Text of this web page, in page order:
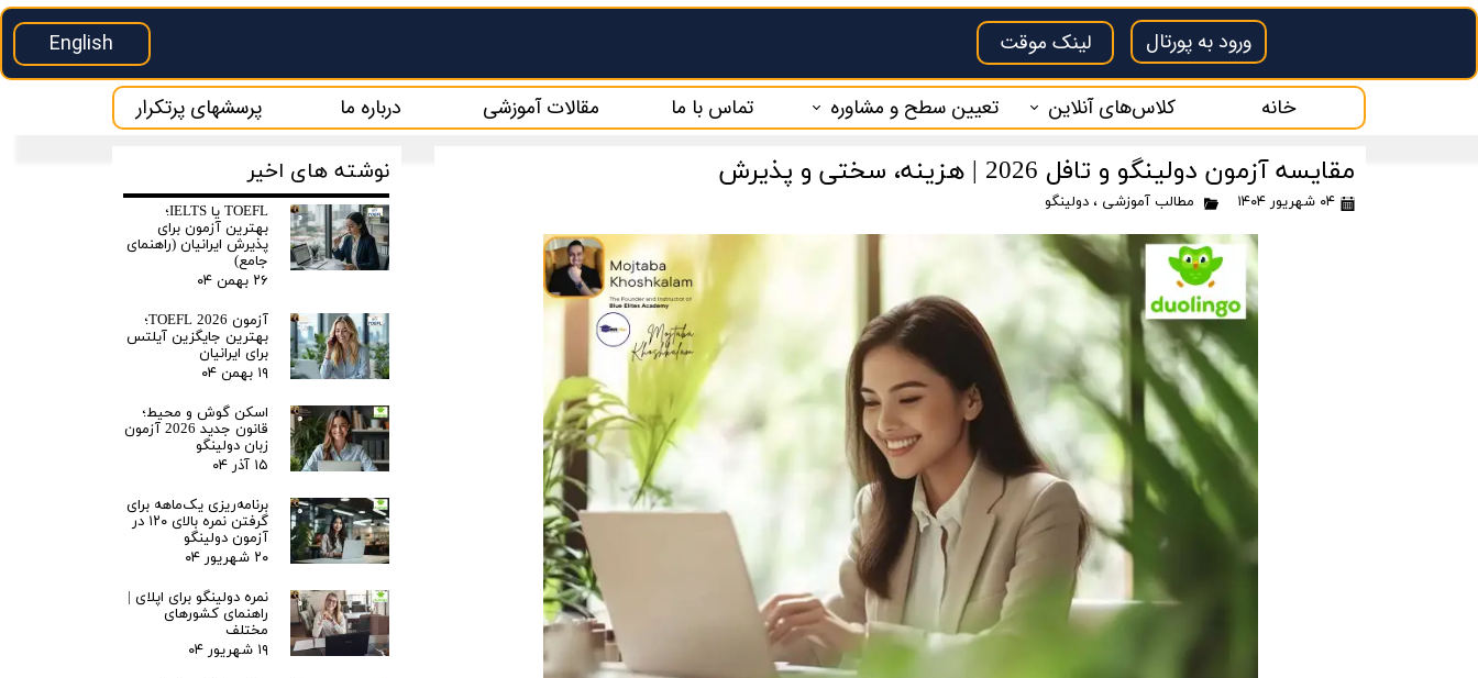
ورود به پورتال لینک موقت English
خانه
کلاس‌های آنلاین
کلاس آنلاین سلپیپ
کلاس آنلاین دولینگو
کلاس آنلاین OET
کلاس آنلاین CAEL
کلاس آنلاین PTE
زبان انگلیسی بازرگانی
کلاس آنلاین آیلتس
کلاس آنلاین تافل
پکیج ایده پردازی و ساپورت ایده
تعیین سطح و مشاوره
تعیین سطح رایگان
تماس با ما مقالات آموزشی درباره ما پرسشهای پرتکرار
مقایسه آزمون دولینگو و تافل 2026 | هزینه، سختی و پذیرش
۰۴ شهریور ۱۴۰۴ مطالب آموزشی ، دولینگو
نوشته های اخیر
TOEFL یا IELTS؛
بهترین آزمون برای
پذیرش ایرانیان (راهنمای
جامع)
۲۶ بهمن ۰۴
آزمون TOEFL 2026؛
بهترین جایگزین آیلتس
برای ایرانیان
۱۹ بهمن ۰۴
اسکن گوش و محیط؛
قانون جدید 2026 آزمون
زبان دولینگو
۱۵ آذر ۰۴
برنامه‌ریزی یک‌ماهه برای
گرفتن نمره بالای ۱۲۰ در
آزمون دولینگو
۲۰ شهریور ۰۴
نمره دولینگو برای اپلای |
راهنمای کشورهای
مختلف
۱۹ شهریور ۰۴